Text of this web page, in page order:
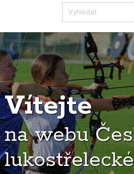
Vítejte
na webu